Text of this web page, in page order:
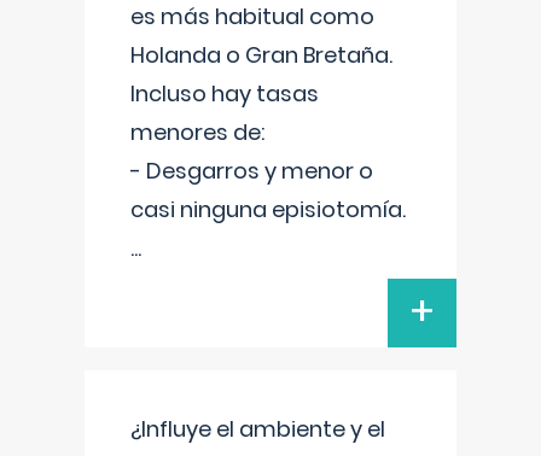
es más habitual como
Holanda o Gran Bretaña.
Incluso hay tasas
menores de:
- Desgarros y menor o
casi ninguna episiotomía.
...
+
¿Influye el ambiente y el